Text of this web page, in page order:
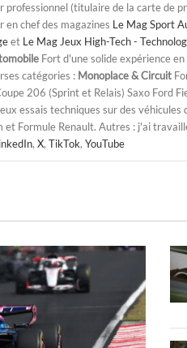
professionnel (titulaire de la carte de
en chef des magazines Le Mag Sport
et Le Mag Jeux High-Tech -
Fort d'une solide expérience
catégories : Monoplace & Circuit
206 (Sprint et Relais) Saxo Ford
essais techniques sur des
et Formule Renault. Autres : j'ai
, X, TikTok, YouTube